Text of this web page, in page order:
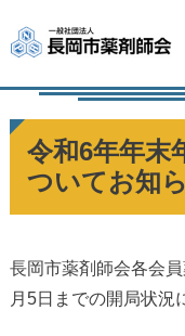
令和6年年末
ついてお知
長岡市薬剤師会各会
月5日までの開局状況